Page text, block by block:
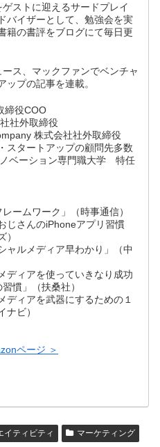
ストに迎えるサードプレイ
バイザーとして、勉強会を実
籍の書評をブログにて毎日更
ス、マックファンでベンチャ
ップの記事を連載。
締役COO
社外取締役
株式会社社外取締役
スタートアップの顧問先多数
ベーション専門職大学 特任
レームワーク」（時事通信）
じさんのiPhoneアプリ習慣
）
ャルメディア早わかり」（中
ディアを使っていきなり成功
慣」（扶桑社）
ディアを武器にするための１
ナビ）
ページ ＞
イティビティ
マーケティング